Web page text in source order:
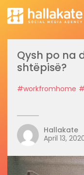
Qysh po na
shtëpisë?
#workfromhome
Hallakate
April 13,